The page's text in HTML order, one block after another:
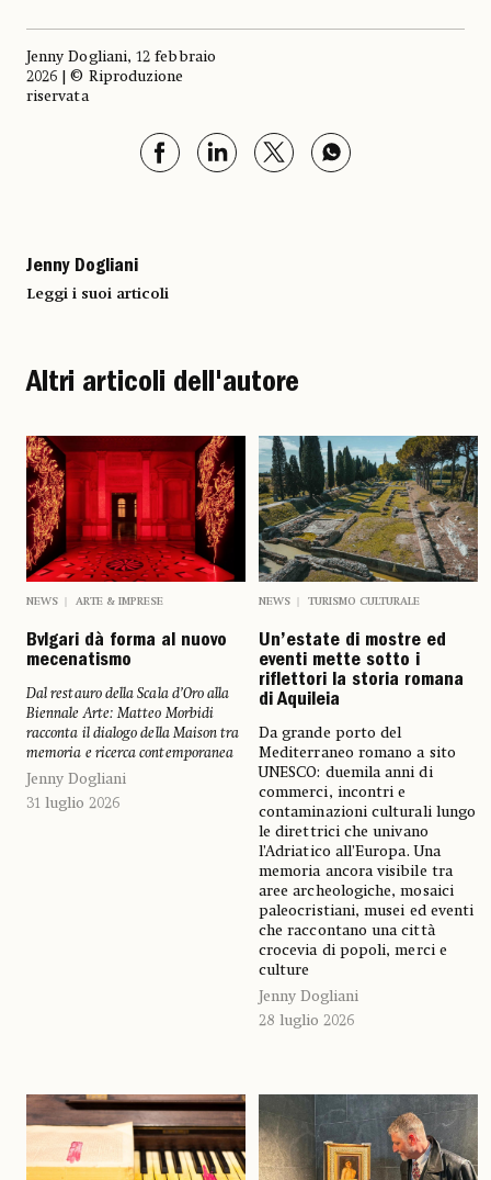
Jenny Dogliani, 12 febbraio
2026 | © Riproduzione
riservata
Jenny Dogliani
Leggi i suoi articoli
Altri articoli dell'autore
NEWS ARTE & IMPRESE
Bvlgari dà forma al nuovo
mecenatismo
Dal restauro della Scala d’Oro alla
Biennale Arte: Matteo Morbidi
racconta il dialogo della Maison tra
memoria e ricerca contemporanea
Jenny Dogliani
31 luglio 2026
NEWS TURISMO CULTURALE
Un’estate di mostre ed
eventi mette sotto i
riflettori la storia romana
di Aquileia
Da grande porto del
Mediterraneo romano a sito
UNESCO: duemila anni di
commerci, incontri e
contaminazioni culturali lungo
le direttrici che univano
l’Adriatico all’Europa. Una
memoria ancora visibile tra
aree archeologiche, mosaici
paleocristiani, musei ed eventi
che raccontano una città
crocevia di popoli, merci e
culture
Jenny Dogliani
28 luglio 2026